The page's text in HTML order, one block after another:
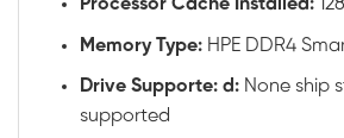
Processor Cache Installed:
Memory Type: HPE DDR4
Drive Supporte: d: None ship
supported